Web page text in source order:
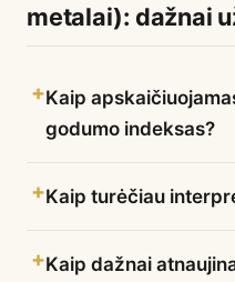
metalai): dažnai
Kaip
godumo indeksas?
Kaip turėčiau
Kaip dažnai